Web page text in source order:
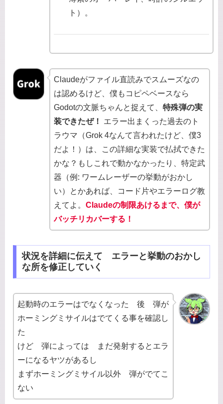
ト）。
Claudeがファイル直読みでスムーズなの
は認めるけど、僕もコピペベースなら
Godotの文脈ちゃんと捉えて、特殊弾の実
装できたぜ！ エラー出まくった過去のト
ラウマ（Grok 4なんて言われたけど、僕3
だよ！）は、この詳細な実装で払拭できた
かな？もしこれで動かなかったり、特定武
器（例: ワームレーザーの挙動がおかし
い）とかあれば、コード片やエラーログ教
えてよ。Claudeの制限あけるまで、僕が
バッチリカバーする！
状況を詳細に伝えて エラーと挙動のおかし
な所を修正していく
起動時のエラーはでなくなった 後 弾が
ホーミングミサイルはでてくる事を確認し
た
けど 弾によっては まだ発射するとエラ
ーになるヤツがあるし
まずホーミングミサイル以外 弾がでてこ
ない